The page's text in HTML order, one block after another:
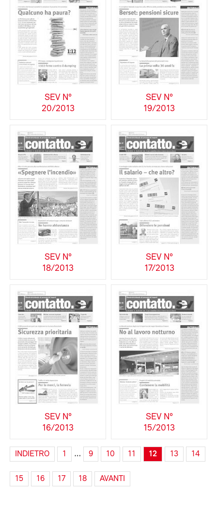
SEV N°
20/2013
SEV N°
19/2013
SEV N°
18/2013
SEV N°
17/2013
SEV N°
16/2013
SEV N°
15/2013
INDIETRO 1 … 9 10 11 12 13 14
15 16 17 18 AVANTI